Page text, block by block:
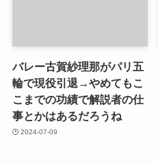
バレー古賀紗理那がパリ五
輪で現役引退→やめてもこ
こまでの功績で解説者の仕
事とかはあるだろうね
2024-07-09